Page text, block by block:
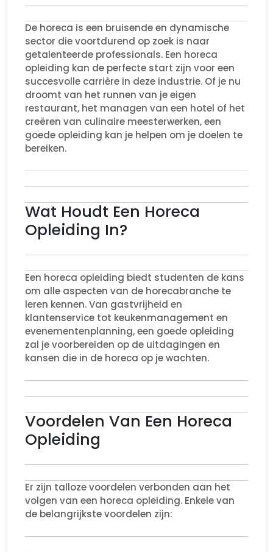
De horeca is een bruisende en dynamische
sector die voortdurend op zoek is naar
getalenteerde professionals. Een horeca
opleiding kan de perfecte start zijn voor een
succesvolle carrière in deze industrie. Of je nu
droomt van het runnen van je eigen
restaurant, het managen van een hotel of het
creëren van culinaire meesterwerken, een
goede opleiding kan je helpen om je doelen te
bereiken.
Wat Houdt Een Horeca
Opleiding In?
Een horeca opleiding biedt studenten de kans
om alle aspecten van de horecabranche te
leren kennen. Van gastvrijheid en
klantenservice tot keukenmanagement en
evenementenplanning, een goede opleiding
zal je voorbereiden op de uitdagingen en
kansen die in de horeca op je wachten.
Voordelen Van Een Horeca
Opleiding
Er zijn talloze voordelen verbonden aan het
volgen van een horeca opleiding. Enkele van
de belangrijkste voordelen zijn: